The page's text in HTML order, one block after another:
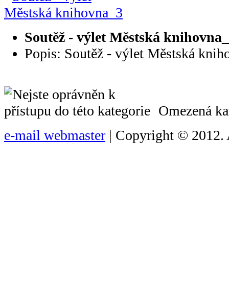
Soutěž - výlet Městská
Popis: Soutěž - výlet Městská
Omezená
e-mail webmaster | Copyright © 2012.